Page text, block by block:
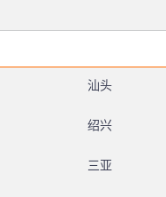
汕头
绍兴
三亚